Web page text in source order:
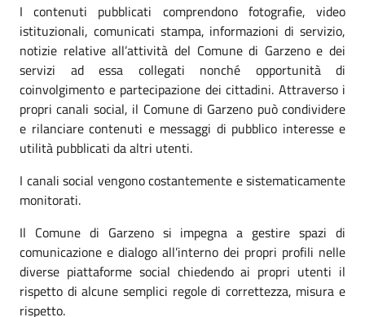
I contenuti pubblicati comprendono fotografie, video
istituzionali, comunicati stampa, informazioni di servizio,
notizie relative all’attività del Comune di Garzeno e dei
servizi ad essa collegati nonché opportunità di
coinvolgimento e partecipazione dei cittadini. Attraverso i
propri canali social, il Comune di Garzeno può condividere
e rilanciare contenuti e messaggi di pubblico interesse e
utilità pubblicati da altri utenti.
I canali social vengono costantemente e sistematicamente
monitorati.
Il Comune di Garzeno si impegna a gestire spazi di
comunicazione e dialogo all’interno dei propri profili nelle
diverse piattaforme social chiedendo ai propri utenti il
rispetto di alcune semplici regole di correttezza, misura e
rispetto.